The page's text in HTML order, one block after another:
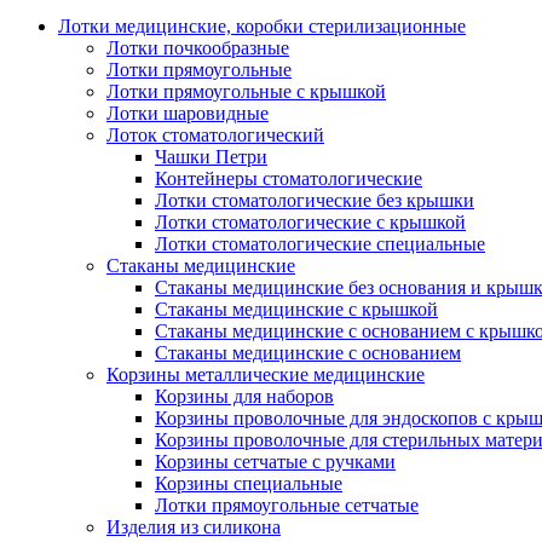
Лотки медицинские, коробки стерилизационные
Лотки почкообразные
Лотки прямоугольные
Лотки прямоугольные с крышкой
Лотки шаровидные
Лоток стоматологический
Чашки Петри
Контейнеры стоматологические
Лотки стоматологические без крышки
Лотки стоматологические с крышкой
Лотки стоматологические специальные
Стаканы медицинские
Стаканы медицинские без основания и
Стаканы медицинские с крышкой
Стаканы медицинские с основанием с
Стаканы медицинские с основанием
Корзины металлические медицинские
Корзины для наборов
Корзины проволочные для эндоскопов с
Корзины проволочные для стерильных
Корзины сетчатые с ручками
Корзины специальные
Лотки прямоугольные сетчатые
Изделия из силикона